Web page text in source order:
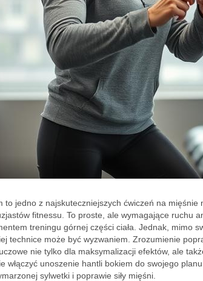
to jedno z najskuteczniejszych ćwiczeń na
fitnessu. To proste, ale wymagające ruchu
treningu górnej części ciała. Jednak, mimo
technice może być wyzwaniem. Zrozumienie
nie tylko dla maksymalizacji efektów, ale
włączyć unoszenie hantli bokiem do swojego
sylwetki i poprawie siły mięśni.